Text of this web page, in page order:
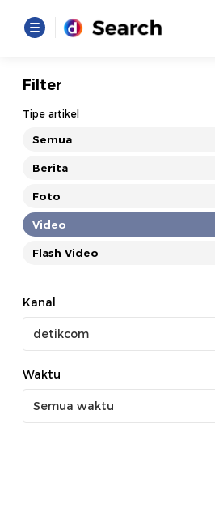
Filter
Tipe artikel
Semua
Berita
Foto
Video
Flash Video
Kanal
Waktu